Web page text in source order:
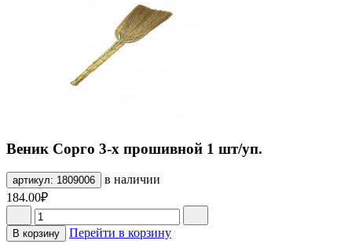
Веник Сорго 3-х прошивной 1 шт/уп.
артикул: 1809006
в наличии
184.00₽
В корзину Перейти в корзину